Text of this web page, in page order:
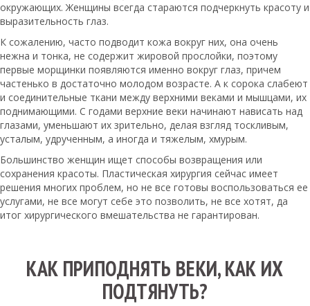
окружающих. Женщины всегда стараются подчеркнуть красоту и
выразительность глаз.
К сожалению, часто подводит кожа вокруг них, она очень
нежна и тонка, не содержит жировой прослойки, поэтому
первые морщинки появляются именно вокруг глаз, причем
частенько в достаточно молодом возрасте. А к сорока слабеют
и соединительные ткани между верхними веками и мышцами, их
поднимающими. С годами верхние веки начинают нависать над
глазами, уменьшают их зрительно, делая взгляд тоскливым,
усталым, удрученным, а иногда и тяжелым, хмурым.
Большинство женщин ищет способы возвращения или
сохранения красоты. Пластическая хирургия сейчас имеет
решения многих проблем, но не все готовы воспользоваться ее
услугами, не все могут себе это позволить, не все хотят, да
итог хирургического вмешательства не гарантирован.
КАК ПРИПОДНЯТЬ ВЕКИ, КАК ИХ
ПОДТЯНУТЬ?